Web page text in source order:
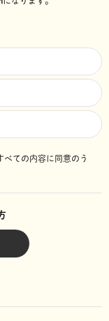
べての内容に同意のう